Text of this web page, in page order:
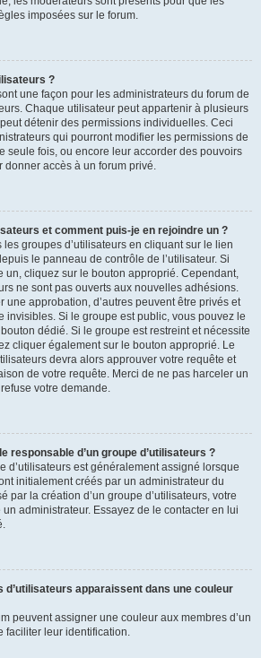
imposées sur le forum.
?
une façon pour les administrateurs du forum de
Chaque utilisateur peut appartenir à plusieurs
détenir des permissions individuelles. Ceci
qui pourront modifier les permissions de
seule fois, ou encore leur accorder des pouvoirs
accès à un forum privé.
et comment puis-je en rejoindre un ?
groupes d’utilisateurs en cliquant sur le lien
le panneau de contrôle de l’utilisateur. Si
un, cliquez sur le bouton approprié. Cependant,
ne sont pas ouverts aux nouvelles adhésions.
une approbation, d’autres peuvent être privés et
invisibles. Si le groupe est public, vous pouvez le
dédié. Si le groupe est restreint et nécessite
cliquer également sur le bouton approprié. Le
devra alors approuver votre requête et
de votre requête. Merci de ne pas harceler un
votre demande.
responsable d’un groupe d’utilisateurs ?
d’utilisateurs est généralement assigné lorsque
initialement créés par un administrateur du
par la création d’un groupe d’utilisateurs, votre
administrateur. Essayez de le contacter en lui
d’utilisateurs apparaissent dans une couleur
peuvent assigner une couleur aux membres d’un
faciliter leur identification.